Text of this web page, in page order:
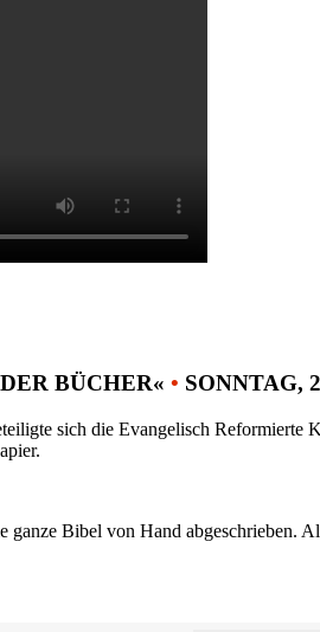
BÜCHER« • SONNTAG,
sich die Evangelisch
ganze Bibel von Hand